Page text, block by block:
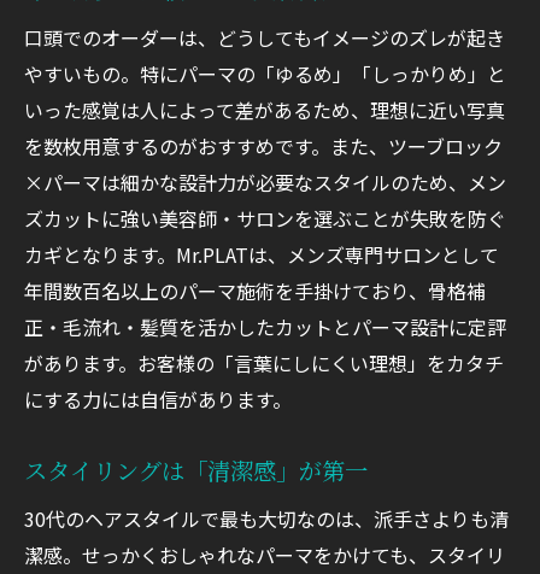
口頭でのオーダーは、どうしてもイメージのズレが起き
やすいもの。特にパーマの「ゆるめ」「しっかりめ」と
いった感覚は人によって差があるため、理想に近い写真
を数枚用意するのがおすすめです。また、ツーブロック
×パーマは細かな設計力が必要なスタイルのため、メン
ズカットに強い美容師・サロンを選ぶことが失敗を防ぐ
カギとなります。Mr.PLATは、メンズ専門サロンとして
年間数百名以上のパーマ施術を手掛けており、骨格補
正・毛流れ・髪質を活かしたカットとパーマ設計に定評
があります。お客様の「言葉にしにくい理想」をカタチ
にする力には自信があります。
スタイリングは「清潔感」が第一
30代のヘアスタイルで最も大切なのは、派手さよりも清
潔感。せっかくおしゃれなパーマをかけても、スタイリ